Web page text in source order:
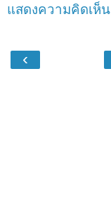
แสดงความคิดเห็น
‹